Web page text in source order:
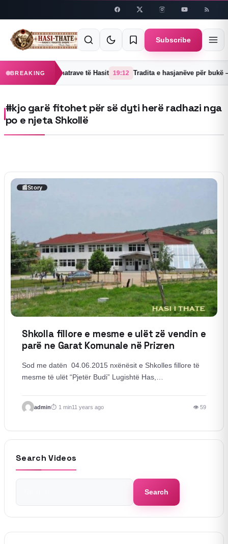
Subscribe
BREAKING
një prej 38 fshatrave të Hasit 19:12 Tradita e hasjanëve për bukë –
#kjo garë fitohet për së dyti herë radhazi nga
po e njeta Shkollë
📰Story
Shkolla fillore e mesme e ulët zë vendin e
parë ne Garat Komunale në Prizren
Sod me datën 04.06.2015 nxënësit e Shkolles fillore të
mesme të ulët “Pjetër Budi” Lugishtë Has,…
admin 1 min11 years ago 👁 59
Search Videos
Search